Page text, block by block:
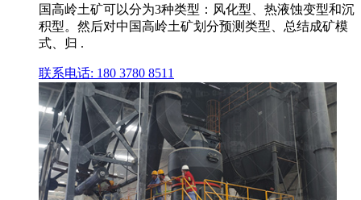
国高岭土矿可以分为3种类型：风化型、热液蚀变型和沉
积型。然后对中国高岭土矿划分预测类型、总结成矿模
式、归 .
联系电话: 180 3780 8511